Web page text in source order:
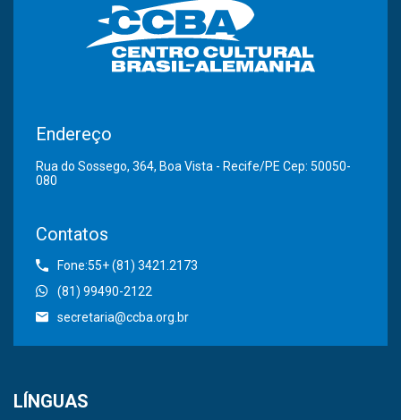
Endereço
Rua do Sossego, 364, Boa Vista - Recife/PE Cep: 50050-
080
Contatos
Fone:55+ (81) 3421.2173
(81) 99490-2122
secretaria@ccba.org.br
LÍNGUAS